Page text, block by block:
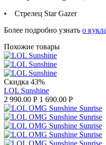
• Стрелец Star Gazer
Более подробно узнать о
Похожие товары
Скидка 43%
LOL Sunshine
2 990.00 Р 1 690.00 Р